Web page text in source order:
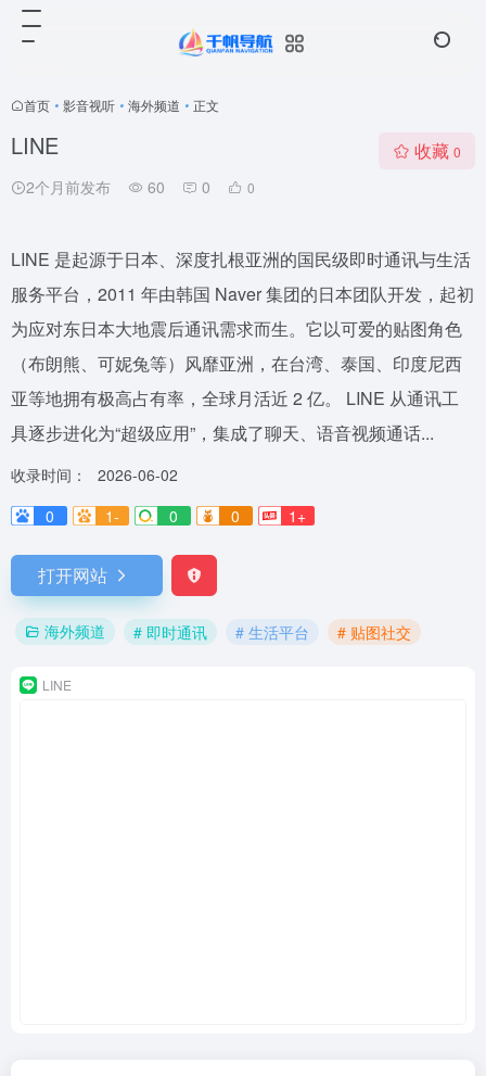
首页 • 影音视听 • 海外频道 • 正文
LINE
2个月前发布 60 0 0
收藏 0
LINE 是起源于日本、深度扎根亚洲的国民级即时通讯与生活
服务平台，2011 年由韩国 Naver 集团的日本团队开发，起初
为应对东日本大地震后通讯需求而生。它以可爱的贴图角色
（布朗熊、可妮兔等）风靡亚洲，在台湾、泰国、印度尼西
亚等地拥有极高占有率，全球月活近 2 亿。 LINE 从通讯工
具逐步进化为“超级应用”，集成了聊天、语音视频通话...
收录时间：
2026-06-02
0
1- 0 0 1+
打开网站
海外频道 # 即时通讯 # 生活平台 # 贴图社交
LINE